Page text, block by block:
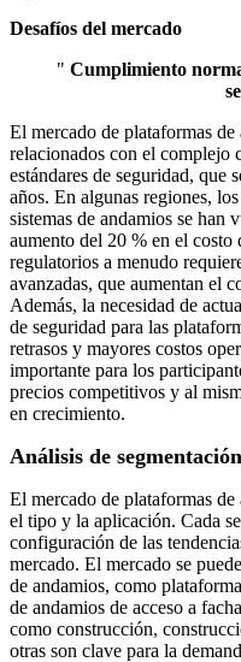
Desafíos del mercado
" Cumplimiento
El mercado de plataformas
relacionados con el complejo
estándares de seguridad, que
años. En algunas regiones,
sistemas de andamios se han
aumento del 20 % en el
regulatorios a menudo
avanzadas, que aumentan el
Además, la necesidad de
de seguridad para las
retrasos y mayores costos
importante para los
precios competitivos y al
en crecimiento.
Análisis de segmentación
El mercado de plataformas de
el tipo y la aplicación. Cada
configuración de las
mercado. El mercado se
de andamios, como
de andamios de acceso a
como construcción,
otras son clave para la